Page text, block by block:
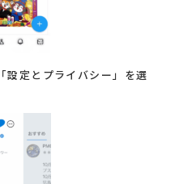
定とプライバシー」を選